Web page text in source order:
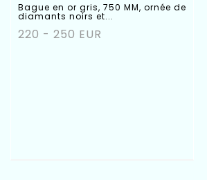
Bague en or gris, 750 MM, ornée de
diamants noirs et...
220 - 250 EUR